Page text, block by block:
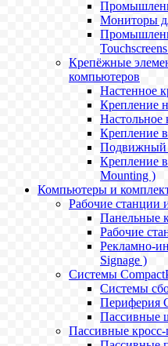
Мониторы
Крепёжные
компьютеров
Настенное
Крепление
Настольное
Крепление
Подвижный
Крепление
Mounting )
Компьютеры и
Рабочие станции
Панельные
Рабочие
Рекламно-
Signage )
Системы
Системы
Периферия
Пассивные
Пассивные